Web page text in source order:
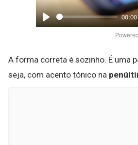
Play
00:00
A forma correta é sozinho. É uma
seja, com acento tónico na